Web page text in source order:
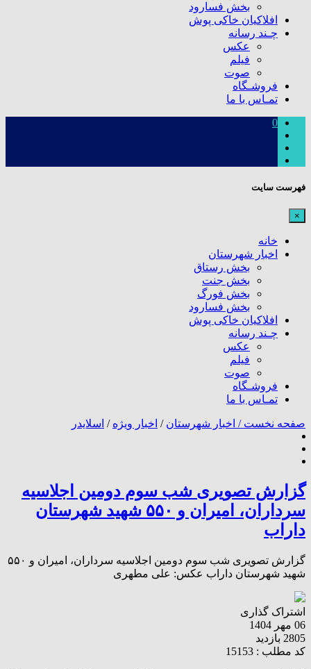
بخش فسارود
افلاکیان خاکی پوش
چـند رسانه
عکس
فیلم
صوت
فروشـگاه
تمـاس با ما
0
فهرست سایت
×
خانه
اخبار شهرستان
بخش رستاق
بخش جنت
بخش فورگ
بخش فسارود
افلاکیان خاکی پوش
چـند رسانه
عکس
فیلم
صوت
فروشـگاه
تمـاس با ما
صفحه نخست / اخبار شهرستان / اخبار ویژه / اسلایدر
گزارش تصویری شب سوم دومین اجلاسیه
سرداران، امیران و ۵۵۰ شهید شهرستان
داراب
گزارش تصویری شب سوم دومین اجلاسیه سرداران، امیران و ۵۵۰
شهید شهرستان داراب عکس: علی مطهری
اشتراک گذاری
06 مهر 1404
2805 بازدید
کد مطلب : 15153